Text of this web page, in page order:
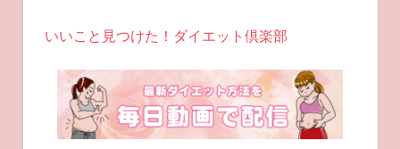
いいこと見つけた！ダイエット倶楽部